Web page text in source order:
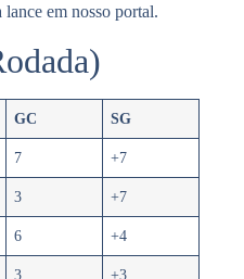
em nosso portal.
GC SG
7 +7
3 +7
6 +4
3 +3